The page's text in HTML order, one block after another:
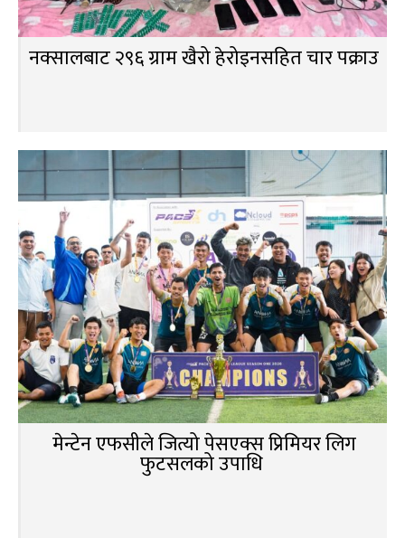
नक्सालबाट २९६ ग्राम खैरो हेरोइनसहित चार पक्राउ
मेन्टेन एफसीले जित्यो पेसएक्स प्रिमियर लिग
फुटसलको उपाधि